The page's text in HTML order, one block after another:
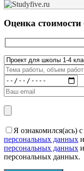
Оценка стоимости
Я ознакомился(ась) с
персональных данных и
персональных данных
персональных данных.